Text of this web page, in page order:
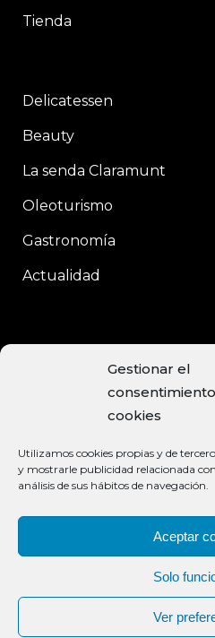
Gestionar el
cookies
Utilizamos cookies propias y de
y mostrarle publicidad relacionada
análisis de sus hábitos de navegación.
Aceptar
Solo
Ver
Tienda
Delicatessen
Beauty
La senda Claramunt
Oleoturismo
Gastronomía
Actualidad
C/Enrique Moreno, 15
Baeza, 23440 JAÉN
+34 953 740 113
info@aceiteclaramunt.com
MÉTODOS DE PAGO